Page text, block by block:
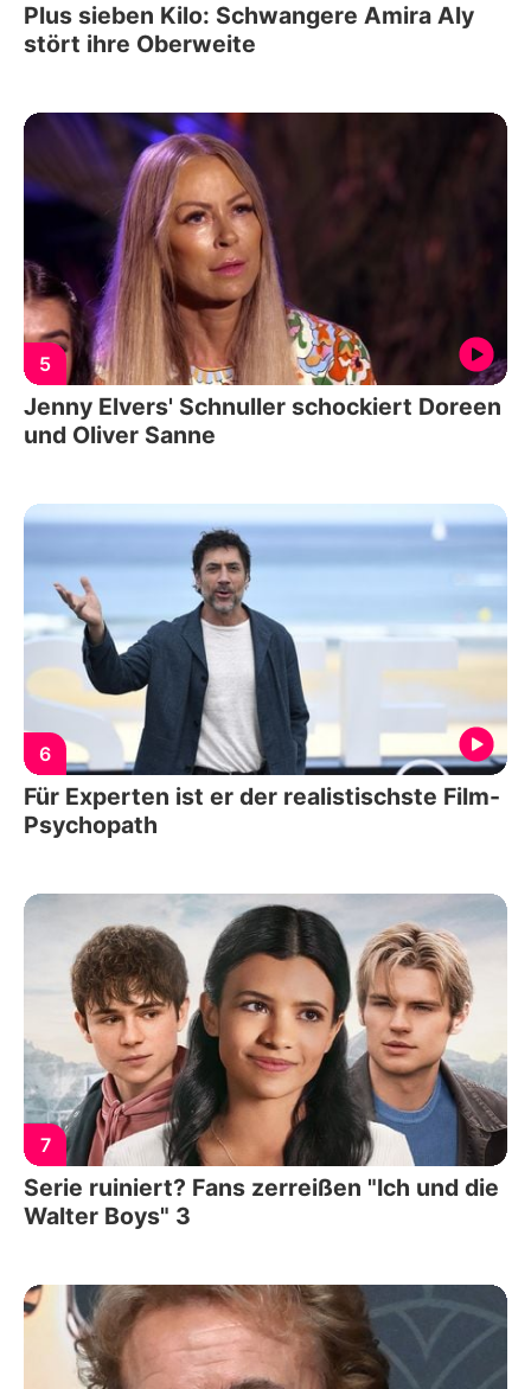
Plus sieben Kilo: Schwangere Amira Aly
stört ihre Oberweite
5
Jenny Elvers' Schnuller schockiert Doreen
und Oliver Sanne
6
Für Experten ist er der realistischste Film-
Psychopath
7
Serie ruiniert? Fans zerreißen "Ich und die
Walter Boys" 3